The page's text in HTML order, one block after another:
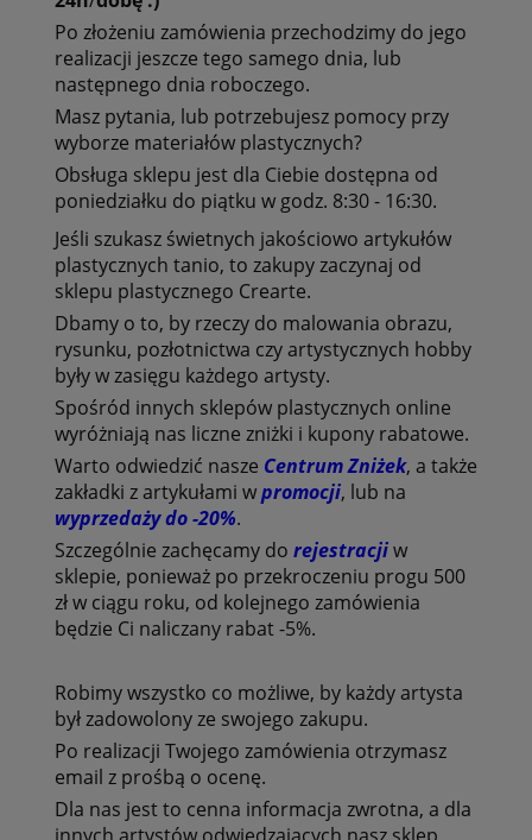
Po złożeniu zamówienia przechodzimy do jego
realizacji jeszcze tego samego dnia, lub
następnego dnia roboczego.
Masz pytania, lub potrzebujesz pomocy przy
wyborze materiałów plastycznych?
Obsługa sklepu jest dla Ciebie dostępna od
poniedziałku do piątku w godz. 8:30 - 16:30.
Jeśli szukasz świetnych jakościowo artykułów
plastycznych tanio, to zakupy zaczynaj od
sklepu plastycznego Crearte.
Dbamy o to, by rzeczy do malowania obrazu,
rysunku, pozłotnictwa czy artystycznych hobby
były w zasięgu każdego artysty.
Spośród innych sklepów plastycznych online
wyróżniają nas liczne zniżki i kupony rabatowe.
Warto odwiedzić nasze Centrum Zniżek, a także
zakładki z artykułami wpromocji, lub na
wyprzedaży do -20%.
Szczególnie zachęcamy do rejestracjiw
sklepie, ponieważ po przekroczeniu progu 500
zł w ciągu roku, od kolejnego zamówienia
będzie Ci naliczany rabat -5%.
Robimy wszystko co możliwe, by każdy artysta
był zadowolony ze swojego zakupu.
Po realizacji Twojego zamówienia otrzymasz
email z prośbą o ocenę.
Dla nas jest to cenna informacja zwrotna, a dla